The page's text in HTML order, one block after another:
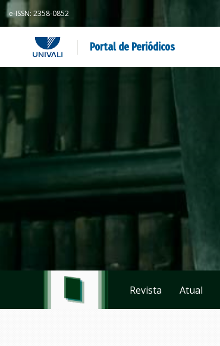
e-ISSN: 2358-0852
Portal de Periódicos
Revista Atual